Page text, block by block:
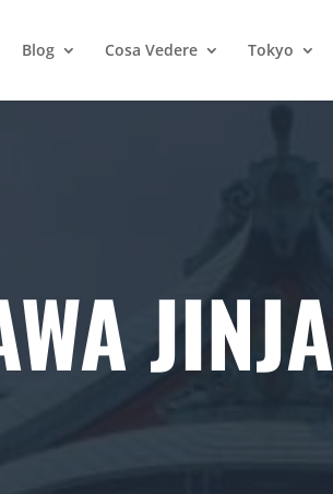
Blog Cosa Vedere Tokyo
JINJA